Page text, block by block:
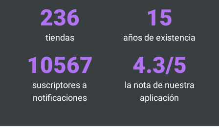
236
tiendas
15
años de existencia
10567
suscriptores a
notificaciones
4.3/5
la nota de nuestra
aplicación